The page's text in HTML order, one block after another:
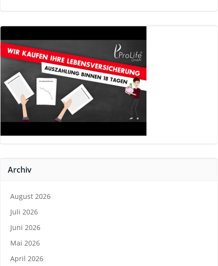
Archiv
August 2026
Juli 2026
Juni 2026
Mai 2026
April 2026